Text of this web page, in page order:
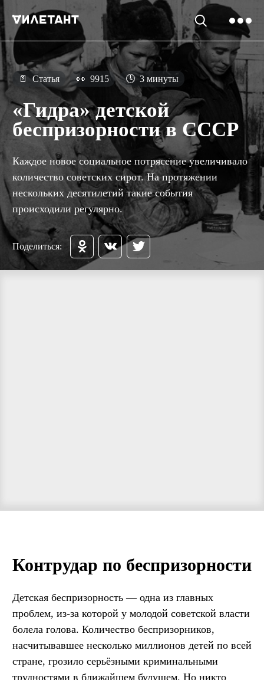
📄 Статья 👀 9915 🕓 3 минуты
«Гидра» детской
беспризорности в СССР
Каждое новое социальное потрясение увеличивало
количество советских сирот. На протяжении
нескольких десятилетий такие события
происходили регулярно.
Поделиться:
Контрудар по беспризорности
Детская беспризорность — одна из главных
проблем, из-за которой у молодой советской власти
болела голова. Количество беспризорников,
насчитывавшее несколько миллионов детей по всей
стране, грозило серьёзными криминальными
трудностями в ближайшем будущем. Но никто